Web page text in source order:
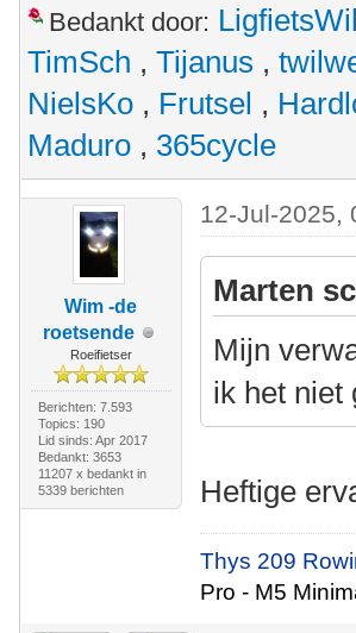
Bedankt door:
TimSch , Tijanus ,
NielsKo , Frutsel ,
Maduro , 365cycle
Wim -de
roetsende
Roeifietser
Berichten: 7.593
Topics: 190
Lid sinds: Apr 2017
Bedankt: 3653
11207 x bedankt in
5339 berichten
12-Jul-2025,
Marten
Mijn
ik het
Heftige
Thys 209
Pro - M5